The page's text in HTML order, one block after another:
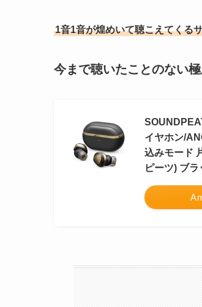
1音1音が煌めいて聴こえてくる
今まで聴いたことのない
イヤホン/
込みモード
ピーツ) ブ